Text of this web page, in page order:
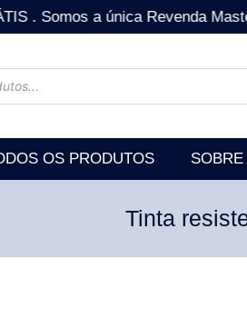
. Somos a única Revenda
OS PRODUTOS
Tinta